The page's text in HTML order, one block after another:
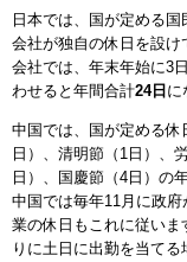
日本では、国が定める
会社が独自の休日を設
会社では、年末年始に3
わせると年間合計24日 に
中国では、国が定める
日）、清明節（1日）、
日）、国慶節（4日）の
中国では毎年11月に政
業の休日もこれに従い
りに土日に出勤を当て